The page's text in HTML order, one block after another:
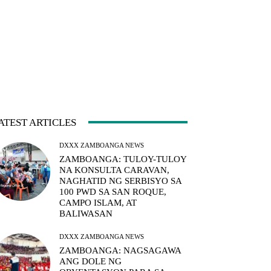
ARTICLES
DXXX ZAMBOANGA NEWS
ZAMBOANGA: TULOY-TULOY
NA KONSULTA CARAVAN,
NAGHATID NG SERBISYO SA
100 PWD SA SAN ROQUE,
CAMPO ISLAM, AT
BALIWASAN
DXXX ZAMBOANGA NEWS
ZAMBOANGA: NAGSAGAWA
ANG DOLE NG